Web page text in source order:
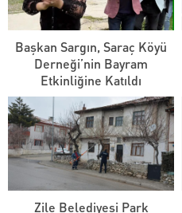
Başkan Sargın, Saraç Köyü
Derneği’nin Bayram
Etkinliğine Katıldı
Zile Belediyesi Park